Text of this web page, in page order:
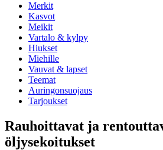
Merkit
Kasvot
Meikit
Vartalo & kylpy
Hiukset
Miehille
Vauvat & lapset
Teemat
Auringonsuojaus
Tarjoukset
Rauhoittavat ja
öljysekoitukset